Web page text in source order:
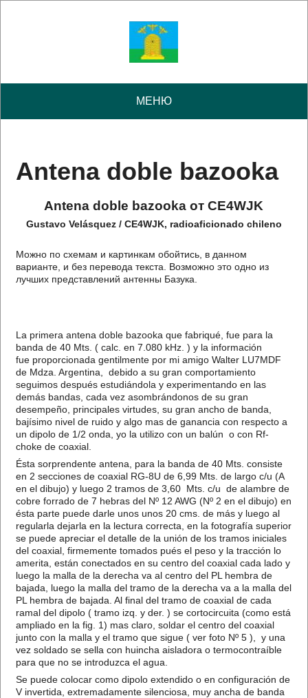
МЕНЮ
Antena doble bazooka
Antena doble bazooka от CE4WJK
Gustavo Velásquez / CE4WJK, radioaficionado chileno
Можно по схемам и картинкам обойтись, в данном
варианте, и без перевода текста. Возможно это одно из
лучших представлений антенны Базука.
La primera antena doble bazooka que fabriqué, fue para la
banda de 40 Mts. ( calc. en 7.080 kHz. ) y la información
fue proporcionada gentilmente por mi amigo Walter LU7MDF
de Mdza. Argentina, debido a su gran comportamiento
seguimos después estudiándola y experimentando en las
demás bandas, cada vez asombrándonos de su gran
desempeño, principales virtudes, su gran ancho de banda,
bajísimo nivel de ruido y algo mas de ganancia con respecto a
un dipolo de 1/2 onda, yo la utilizo con un balún o con Rf-
choke de coaxial.
Ésta sorprendente antena, para la banda de 40 Mts. consiste
en 2 secciones de coaxial RG-8U de 6,99 Mts. de largo c/u (A
en el dibujo) y luego 2 tramos de 3,60 Mts. c/u de alambre de
cobre forrado de 7 hebras del Nº 12 AWG (Nº 2 en el dibujo) en
ésta parte puede darle unos unos 20 cms. de más y luego al
regularla dejarla en la lectura correcta, en la fotografía superior
se puede apreciar el detalle de la unión de los tramos iniciales
del coaxial, firmemente tomados pués el peso y la tracción lo
amerita, están conectados en su centro del coaxial cada lado y
luego la malla de la derecha va al centro del PL hembra de
bajada, luego la malla del tramo de la derecha va a la malla del
PL hembra de bajada. Al final del tramo de coaxial de cada
ramal del dipolo ( tramo izq. y der. ) se cortocircuita (como está
ampliado en la fig. 1) mas claro, soldar el centro del coaxial
junto con la malla y el tramo que sigue ( ver foto Nº 5 ), y una
vez soldado se sella con huincha aisladora o termocontraíble
para que no se introduzca el agua.
Se puede colocar como dipolo extendido o en configuración de
V invertida, extremadamente silenciosa, muy ancha de banda